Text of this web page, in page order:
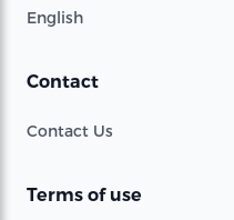
English
Contact
Contact Us
Terms of use